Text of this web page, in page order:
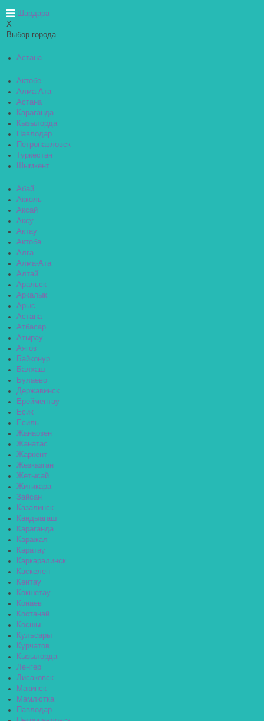
Шардара
X
Выбор города
Астана
Актобе
Алма-Ата
Астана
Караганда
Кызылорда
Павлодар
Петропавловск
Туркестан
Шымкент
Абай
Акколь
Аксай
Аксу
Актау
Актобе
Алга
Алма-Ата
Алтай
Аральск
Аркалык
Арыс
Астана
Атбасар
Атырау
Аягоз
Байконур
Балхаш
Булаево
Державинск
Ерейментау
Есик
Есиль
Жанаозен
Жанатас
Жаркент
Жезказган
Жетысай
Житикара
Зайсан
Казалинск
Кандыагаш
Караганда
Каражал
Каратау
Каркаралинск
Каскелен
Кентау
Кокшетау
Конаев
Костанай
Косшы
Кульсары
Курчатов
Кызылорда
Ленгер
Лисаковск
Макинск
Мамлютка
Павлодар